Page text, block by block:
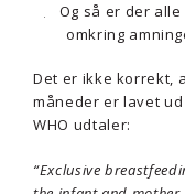
Og så er der
omkring
Det er ikke korrekt,
måneder er lavet
WHO udtaler:
“Exclusive